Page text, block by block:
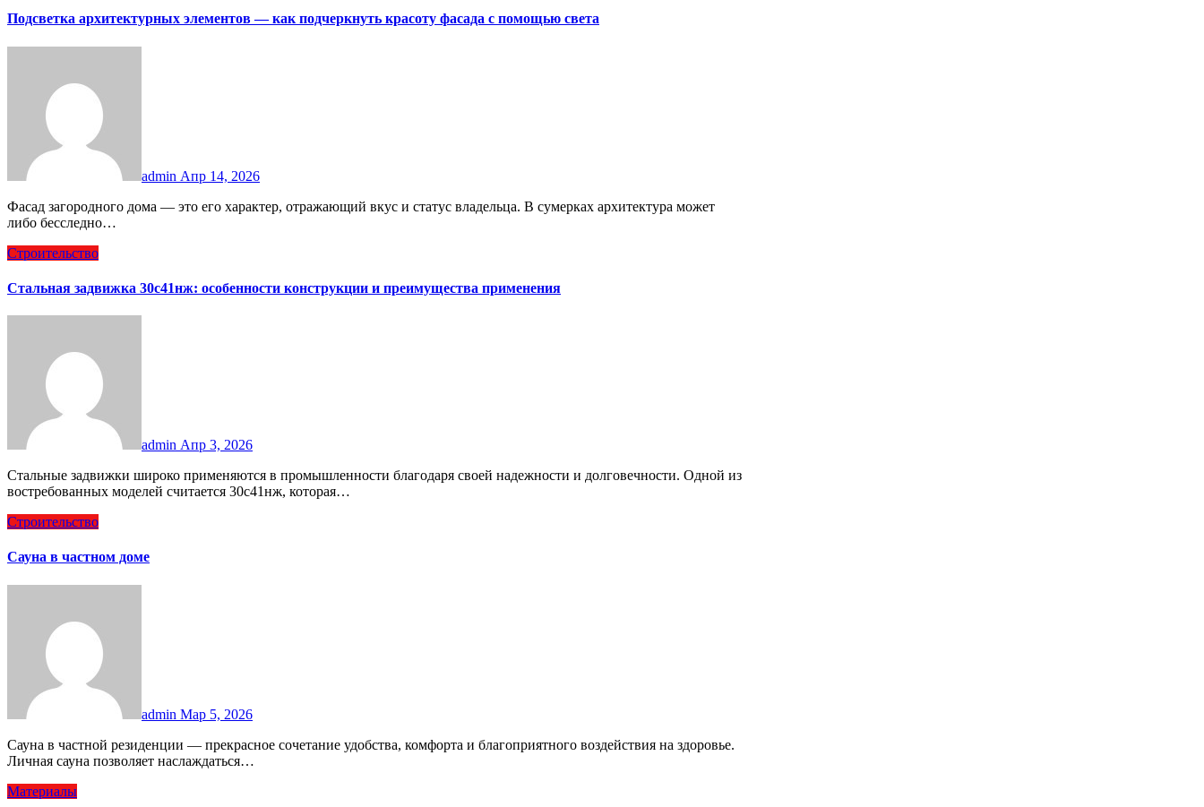
Подсветка архитектурных элементов — как подчеркнуть красоту фасада с помощью света
admin Апр 14, 2026
Фасад загородного дома — это его характер, отражающий вкус и статус владельца. В сумерках архитектура может
либо бесследно…
Строительство
Стальная задвижка 30с41нж: особенности конструкции и преимущества применения
admin Апр 3, 2026
Стальные задвижки широко применяются в промышленности благодаря своей надежности и долговечности. Одной из
востребованных моделей считается 30с41нж, которая…
Строительство
Сауна в частном доме
admin Мар 5, 2026
Сауна в частной резиденции — прекрасное сочетание удобства, комфорта и благоприятного воздействия на здоровье.
Личная сауна позволяет наслаждаться…
Материалы